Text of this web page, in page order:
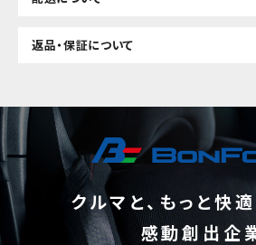
返品・保証について
クルマと、もっと快
感動創出企